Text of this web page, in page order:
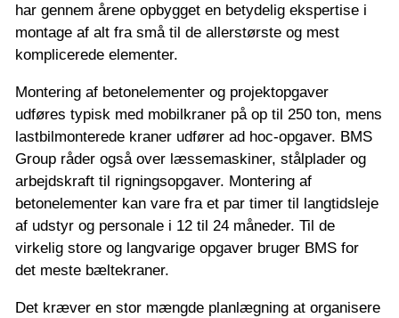
har gennem årene opbygget en betydelig ekspertise i
montage af alt fra små til de allerstørste og mest
komplicerede elementer.
Montering af betonelementer og projektopgaver
udføres typisk med mobilkraner på op til 250 ton, mens
lastbilmonterede kraner udfører ad hoc-opgaver. BMS
Group råder også over læssemaskiner, stålplader og
arbejdskraft til rigningsopgaver. Montering af
betonelementer kan vare fra et par timer til langtidsleje
af udstyr og personale i 12 til 24 måneder. Til de
virkelig store og langvarige opgaver bruger BMS for
det meste bæltekraner.
Det kræver en stor mængde planlægning at organisere